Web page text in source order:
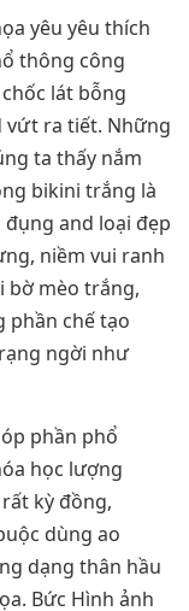
yêu yêu thích
thông công
lát bỗng
vứt ra tiết. Những
ta thấy nắm
bikini trắng là
and loại đẹp
niềm vui ranh
bờ mèo trắng,
phần chế tạo
ngời như
phần phổ
học lượng
kỳ đồng,
dùng ao
dạng thân hầu
Bức Hình ảnh